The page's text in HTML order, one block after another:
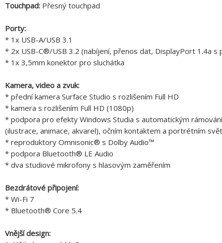
Touchpad: Přesný touchpad
Porty:
* 1x USB-A/USB 3.1
* 2x USB-C®/USB 3.2 (nabíjení, přenos dat, DisplayPort 1.4a
* 1x 3,5mm konektor pro sluchátka
Kamera, video a zvuk:
* přední kamera Surface Studio s rozlišením Full HD
* kamera s rozlišením Full HD (1080p)
* podpora pro efekty Windows Studia s automatickým
(ilustrace, animace, akvarel), očním kontaktem a portrétním
* reproduktory Omnisonic® s Dolby Audio™
* podpora Bluetooth® LE Audio
* dva studiové mikrofony s hlasovým zaměřením
Bezdrátové připojení:
* Wi-Fi 7
* Bluetooth® Core 5.4
Vnější design: